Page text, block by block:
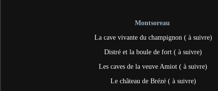
Montsoreau
La cave vivante du champignon ( à suivre)
Distré et la boule de fort ( à suivre)
Les caves de la veuve Amiot ( à suivre)
Le château de Brézé ( à suivre)